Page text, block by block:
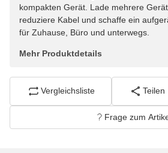
kompakten Gerät. Lade mehrere
reduziere Kabel und schaffe ein
für Zuhause, Büro und unterwegs.
Mehr Produktdetails
Vergleichsliste Teilen
Frage zum